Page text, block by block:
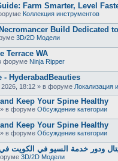
Farm Smarter, Level
Коллекция инструментов
Build Dedicated
3D/2D Модели
Terrace WA
форуме Ninja Ripper
- HyderabadBeauties
2026, 18:12 » в форуме Локализация
Keep Your Spine Healthy
» в форуме Обсуждение категории
Keep Your Spine Healthy
» в форуме Обсуждение категории
ودور خدمة السيو في الكويت في
3D/2D Модели